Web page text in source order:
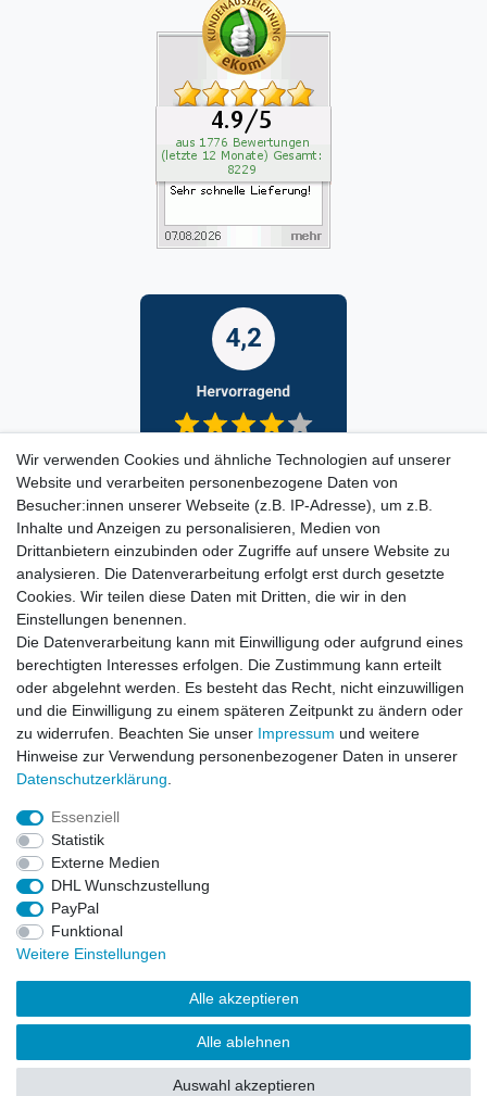
Impressum
Widerrufs­recht
© Copyright 2026 | Alle Rechte vorbehalten.
Wir verwenden Cookies und ähnliche Technologien auf unserer
Website und verarbeiten personenbezogene Daten von
Besucher:innen unserer Webseite (z.B. IP-Adresse), um z.B.
Inhalte und Anzeigen zu personalisieren, Medien von
Drittanbietern einzubinden oder Zugriffe auf unsere Website zu
analysieren. Die Datenverarbeitung erfolgt erst durch gesetzte
Cookies. Wir teilen diese Daten mit Dritten, die wir in den
Einstellungen benennen.
Die Datenverarbeitung kann mit Einwilligung oder aufgrund eines
berechtigten Interesses erfolgen. Die Zustimmung kann erteilt
oder abgelehnt werden. Es besteht das Recht, nicht einzuwilligen
und die Einwilligung zu einem späteren Zeitpunkt zu ändern oder
zu widerrufen. Beachten Sie unser Impressum und weitere
Hinweise zur Verwendung personenbezogener Daten in unserer
Daten­schutz­erklärung
Essenziell
Statistik
Externe Medien
DHL Wunschzustellung
PayPal
Funktional
Weitere Einstellungen
Alle akzeptieren
Alle ablehnen
Auswahl akzeptieren